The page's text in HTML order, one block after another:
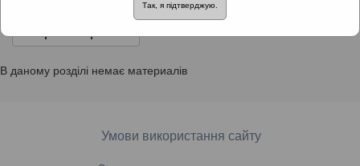
В даному розділі немає материалів
Умови використання сайту
Так, я підтверджую.